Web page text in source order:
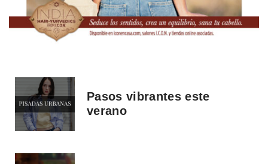
Pasos vibrantes este
verano